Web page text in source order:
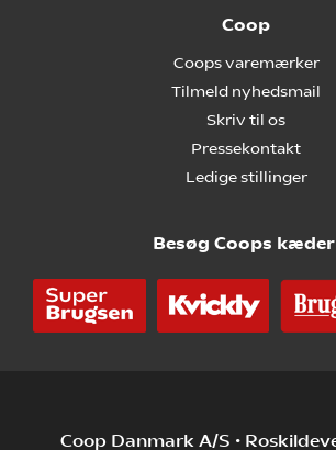
Coop
Coops varemærker
Tilmeld nyhedsmail
Skriv til os
Pressekontakt
Ledige stillinger
Besøg Coops
Coop Danmark A/S •